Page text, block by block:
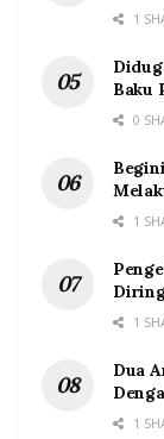
1
Baku
0
1
1
Dua
1